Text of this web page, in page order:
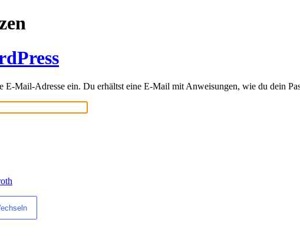
E-Mail-Adresse ein. Du erhältst eine E-Mail mit Anweisungen, wie du dein